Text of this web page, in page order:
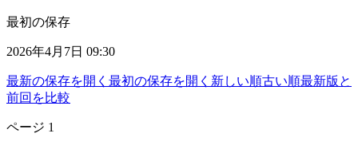
最初の保存
2026年4月7日 09:30
最新の保存を開く 最初の保存を開く 新しい順古い順最新版と
前回を比較
ページ 1